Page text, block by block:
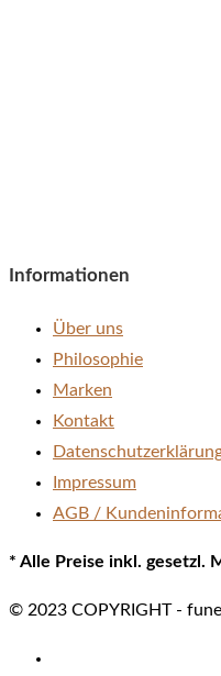
Informationen
Über uns
Philosophie
Marken
Kontakt
Impressum
AGB /
* Alle Preise inkl. gesetzl.
© 2023 COPYRIGHT -